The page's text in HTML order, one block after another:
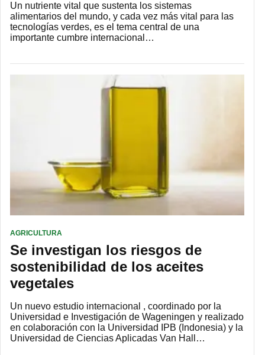
Un nutriente vital que sustenta los sistemas
alimentarios del mundo, y cada vez más vital para las
tecnologías verdes, es el tema central de una
importante cumbre internacional…
AGRICULTURA
Se investigan los riesgos de
sostenibilidad de los aceites
vegetales
Un nuevo estudio internacional , coordinado por la
Universidad e Investigación de Wageningen y realizado
en colaboración con la Universidad IPB (Indonesia) y la
Universidad de Ciencias Aplicadas Van Hall…